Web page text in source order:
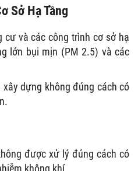
Sở Hạ Tầng
cư và các công trình cơ sở hạ
lớn bụi mịn (PM 2.5) và các
dựng không đúng cách có
được xử lý đúng cách có
không khí.